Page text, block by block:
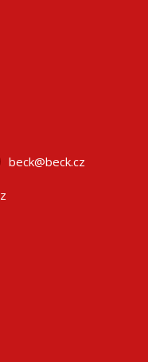
beck@beck.cz